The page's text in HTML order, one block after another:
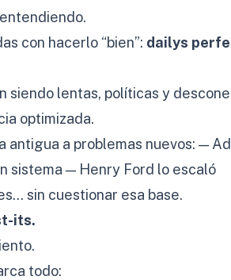
con hacerlo “bien”: dailys
siendo lentas, políticas y
optimizada.
antigua a problemas nuevos: —
sistema — Henry Ford lo escaló
sin cuestionar esa base.
its.
todo: